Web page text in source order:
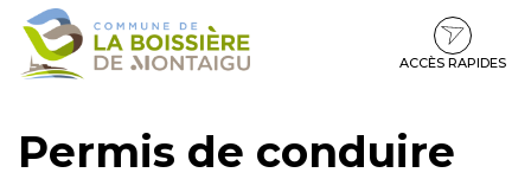
Gestion des traceurs
Aller
Aller
contenu
Aller
pied
ACCÈS RAPIDES
Permis de conduire